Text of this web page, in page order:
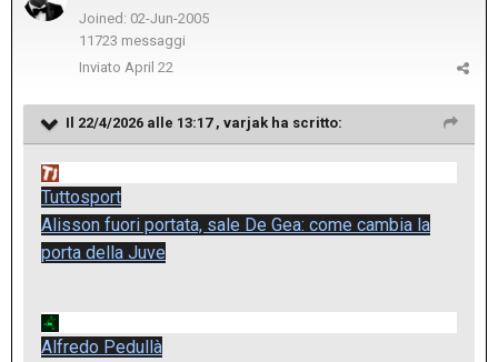
Joined: 02-Jun-2005
11723 messaggi
Inviato April 22
Il 22/4/2026 alle 13:17 , varjak ha scritto:
Tuttosport
Alisson fuori portata, sale De Gea: come cambia la
porta della Juve
Alfredo Pedullà